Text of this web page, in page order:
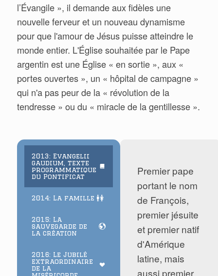
l’Évangile », il demande aux fidèles une
nouvelle ferveur et un nouveau dynamisme
pour que l'amour de Jésus puisse atteindre le
monde entier. L'Église souhaitée par le Pape
argentin est une Église « en sortie », aux «
portes ouvertes », un « hôpital de campagne »
qui n'a pas peur de la « révolution de la
tendresse » ou du « miracle de la gentillesse ».
2013: Evangelii
gaudium, texte
programmatique
du Pontificat
2014: La famille
2015: La
sauvegarde de
la création
2016: Le Jubilé
extraordinaire
de la
Premier pape
portant le nom
de François,
premier jésuite
et premier natif
d'Amérique
latine, mais
aussi premier